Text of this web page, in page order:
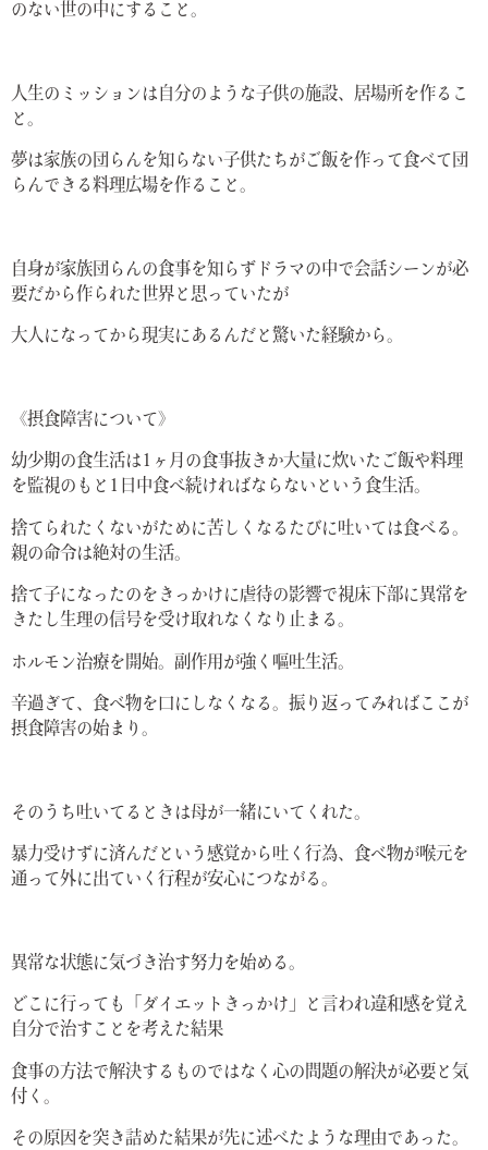
のない世の中にすること。
人生のミッションは自分のような子供の施設、居場所を作るこ
と。
夢は家族の団らんを知らない子供たちがご飯を作って食べて団
らんできる料理広場を作ること。
自身が家族団らんの食事を知らずドラマの中で会話シーンが必
要だから作られた世界と思っていたが
大人になってから現実にあるんだと驚いた経験から。
《摂食障害について》
幼少期の食生活は1ヶ月の食事抜きか大量に炊いたご飯や料理
を監視のもと1日中食べ続ければならないという食生活。
捨てられたくないがために苦しくなるたびに吐いては食べる。
親の命令は絶対の生活。
捨て子になったのをきっかけに虐待の影響で視床下部に異常を
きたし生理の信号を受け取れなくなり止まる。
ホルモン治療を開始。副作用が強く嘔吐生活。
辛過ぎて、食べ物を口にしなくなる。振り返ってみればここが
摂食障害の始まり。
そのうち吐いてるときは母が一緒にいてくれた。
暴力受けずに済んだという感覚から吐く行為、食べ物が喉元を
通って外に出ていく行程が安心につながる。
異常な状態に気づき治す努力を始める。
どこに行っても「ダイエットきっかけ」と言われ違和感を覚え
自分で治すことを考えた結果
食事の方法で解決するものではなく心の問題の解決が必要と気
付く。
その原因を突き詰めた結果が先に述べたような理由であった。